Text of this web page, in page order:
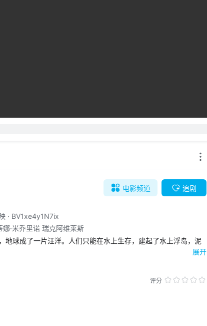
· BV1xe4y1N7ix
娜·米乔里诺 瑞克阿维莱斯
球成了一片汪洋。人们只能在水上生存，建起了水上浮岛，泥
为他是怪物，把他关了起来，准备过两天将他处死。
霍恩 Jeanne Tripplehorn 饰）和她的养女伊萝娜（蒂娜•米乔
她们救出了海行者。海行者凭着过人的机智和勇敢，带着海伦和
展开
评分
电影频道 追剧